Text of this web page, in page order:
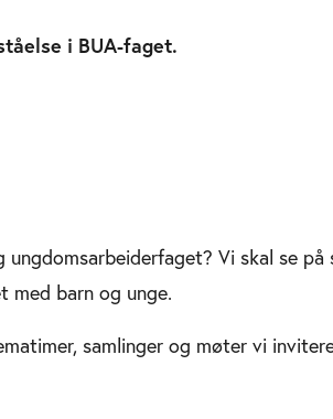
i BUA-faget.
Vi skal se på
med barn og unge.
samlinger og møter vi